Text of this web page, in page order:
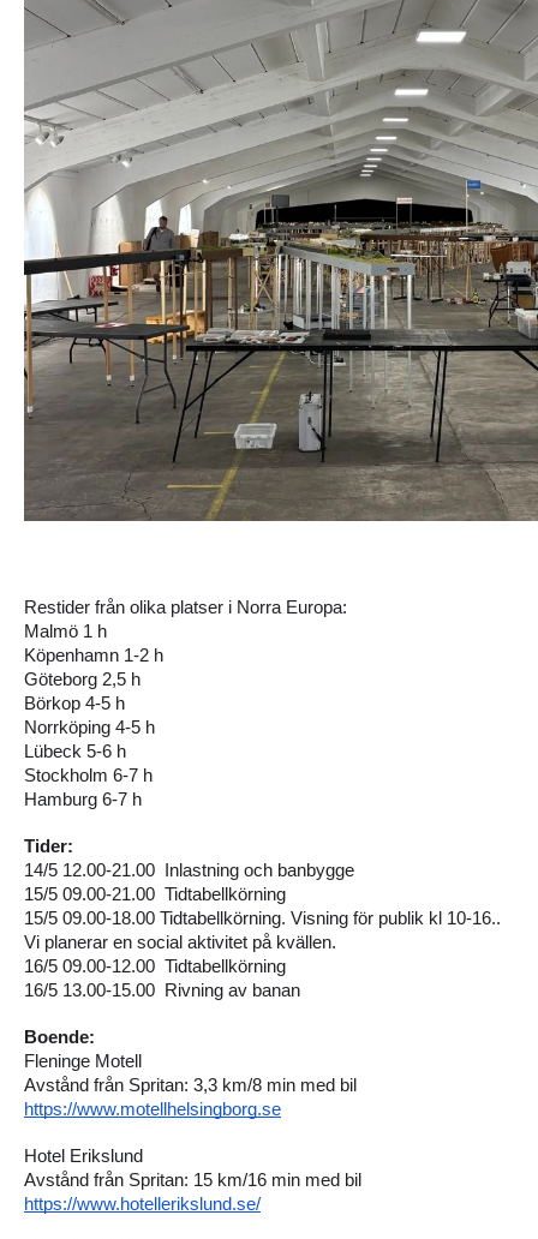
Restider från olika platser i Norra Europa:
Malmö 1 h
Köpenhamn 1-2 h
Göteborg 2,5 h
Börkop 4-5 h
Norrköping 4-5 h
Lübeck 5-6 h
Stockholm 6-7 h
Hamburg 6-7 h
Tider:
14/5 12.00-21.00  Inlastning och banbygge
15/5 09.00-21.00  Tidtabellkörning
15/5 09.00-18.00 Tidtabellkörning. Visning för publik kl 10-16..
Vi planerar en social aktivitet på kvällen.
16/5 09.00-12.00  Tidtabellkörning
16/5 13.00-15.00  Rivning av banan
Boende:
Fleninge Motell
Avstånd från Spritan: 3,3 km/8 min med bil
https://www.motellhelsingborg.se
Hotel Erikslund
Avstånd från Spritan: 15 km/16 min med bil
https://www.hotellerikslund.se/